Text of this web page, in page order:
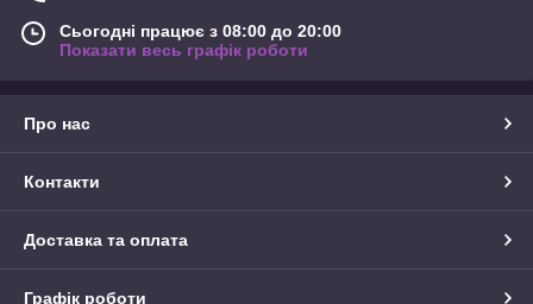
Сьогодні працює з 08:00 до 20:00
Показати весь графік роботи
Про нас
Контакти
Доставка та оплата
Графік роботи